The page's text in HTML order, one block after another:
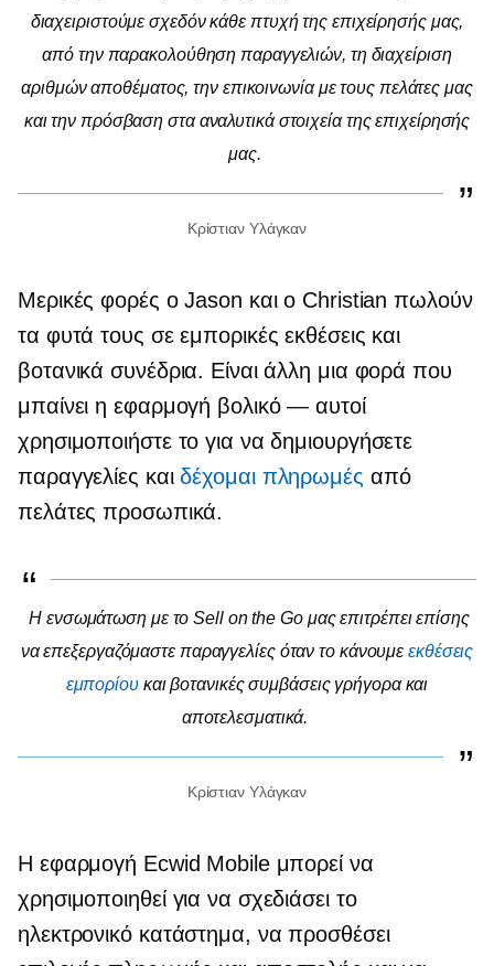
διαχειριστούμε σχεδόν κάθε πτυχή της επιχείρησής μας,
από την παρακολούθηση παραγγελιών, τη διαχείριση
αριθμών αποθέματος, την επικοινωνία με τους πελάτες μας
και την πρόσβαση στα αναλυτικά στοιχεία της επιχείρησής
μας.
Κρίστιαν Υλάγκαν
Μερικές φορές ο Jason και ο Christian πωλούν
τα φυτά τους σε εμπορικές εκθέσεις και
βοτανικά συνέδρια. Είναι άλλη μια φορά που
μπαίνει η εφαρμογή βολικό — αυτοί
χρησιμοποιήστε το για να δημιουργήσετε
παραγγελίες καιδέχομαι πληρωμές από
πελάτεςπροσωπικά.
Η ενσωμάτωση με το Sell on the Go μας επιτρέπει επίσης
να επεξεργαζόμαστε παραγγελίες όταν το κάνουμεεκθέσεις
εμπορίουκαι βοτανικές συμβάσεις γρήγορα και
αποτελεσματικά.
Κρίστιαν Υλάγκαν
Η εφαρμογή Ecwid Mobile μπορεί να
χρησιμοποιηθεί για να σχεδιάσει το
ηλεκτρονικό κατάστημα, να προσθέσει